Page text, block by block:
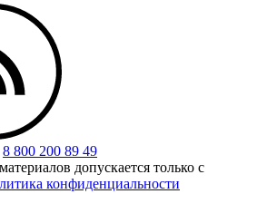
8 800 200 89 49
допускается только с
конфиденциальности